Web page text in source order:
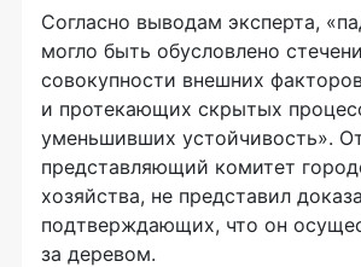
Согласно выводам эксперта,
могло быть обусловлено
совокупности внешних
и протекающих скрытых
уменьшивших устойчивость».
представляющий комитет
хозяйства, не представил
подтверждающих, что он
за деревом.